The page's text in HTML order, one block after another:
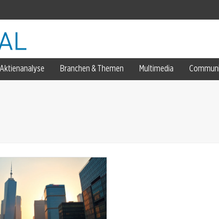
Aktienanalyse Branchen & Themen Multimedia